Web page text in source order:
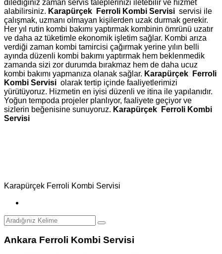
dilediğiniz zaman servis taleplerinizi iletebilir ve hizmet
alabilirsiniz. Karapürçek Ferroli Kombi Servisi servisi ile
çalışmak, uzmanı olmayan kişilerden uzak durmak gerekir.
Her yıl rutin kombi bakımı yaptırmak kombinin ömrünü uzatır
ve daha az tüketimle ekonomik işletim sağlar. Kombi arıza
verdiği zaman kombi tamircisi çağırmak yerine yılın belli
ayında düzenli kombi bakımı yaptırmak hem beklenmedik
zamanda sizi zor durumda bırakmaz hem de daha ucuz
kombi bakımı yapmanıza olanak sağlar. Karapürçek Ferroli
Kombi Servisi olarak tertip içinde faaliyetlerimizi
yürütüyoruz. Hizmetin en iyisi düzenli ve itina ile yapılanıdır.
Yoğun tempoda projeler planlıyor, faaliyete geçiyor ve
sizlerin beğenisine sunuyoruz. Karapürçek Ferroli Kombi
Servisi
Karapürçek Ferroli Kombi Servisi
Ankara Ferroli Kombi Servisi